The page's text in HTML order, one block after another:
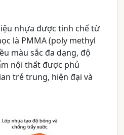
nhựa được tinh chế từ
là PMMA (poly methyl
màu sắc đa dạng, độ
nội thất được phủ
trẻ trung, hiện đại và